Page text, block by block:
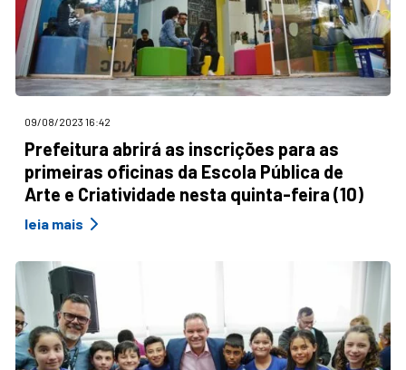
09/08/2023 16:42
Prefeitura abrirá as inscrições para as
primeiras oficinas da Escola Pública de
Arte e Criatividade nesta quinta-feira (10)
leia mais